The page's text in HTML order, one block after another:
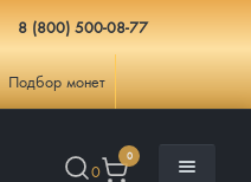
8 (800) 500-08-77
Подбор монет
0
0